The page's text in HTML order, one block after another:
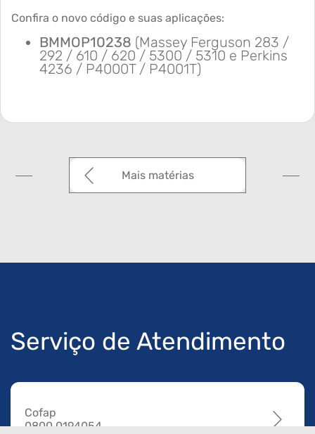
Confira o novo código e suas aplicações:
BMMOP10238 (Massey Ferguson 283 /
292 / 610 / 620 / 5300 / 5310 e Perkins
4236 / P4000T / P4001T)
Mais matérias
Serviço de Atendimento
Cofap
0800 0194054